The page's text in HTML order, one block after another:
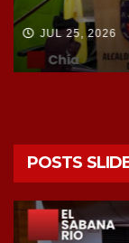
JUL 25, 2026
POSTS